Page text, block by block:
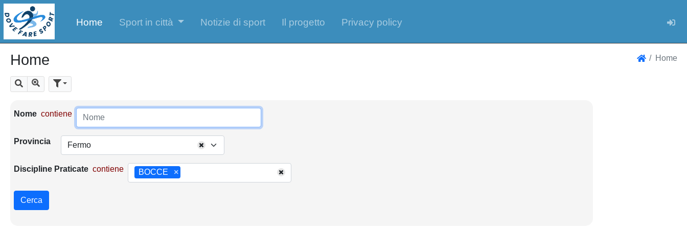
Home Sport in città Notizie di sport Il progetto Privacy policy
Home Home
Cerca Mostra tutti i risultati
Parametri di ricerca
Nome contiene
Provincia Fermo
Discipline Praticate contiene ×
BOCCE
Cerca